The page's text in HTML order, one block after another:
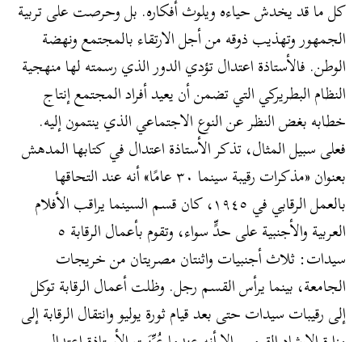
كل ما قد يخدش حياءه ويلوث أفكاره. بل وحرصت على تربية
الجمهور وتهذيب ذوقه من أجل الارتقاء بالمجتمع ونهضة
الوطن. فالأستاذة اعتدال تؤدي الدور الذي رسمته لها منهجية
النظام البطريركي التي تضمن أن يعيد أفراد المجتمع إنتاج
خطابه بغض النظر عن النوع الاجتماعي الذي ينتمون إليه.
فعلى سبيل المثال، تذكر الأستاذة اعتدال في كتابها المدهش
بعنوان «مذكرات رقيبة سينما ٣٠ عامًا» أنه عند التحاقها
بالعمل الرقابي في ١٩٤٥، كان قسم السينما يراقب الأفلام
العربية والأجنبية على حدٍّ سواء، وتقوم بأعمال الرقابة ٥
سيدات: ثلاث أجنبيات واثنتان مصريتان من خريجات
الجامعة، بينما يرأس القسم رجل. وظلت أعمال الرقابة توكل
إلى رقيبات سيدات حتى بعد قيام ثورة يوليو وانتقال الرقابة إلى